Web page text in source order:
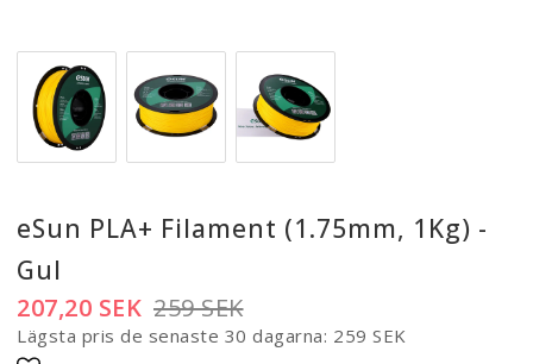
eSun PLA+ Filament (1.75mm, 1Kg) -
Gul
259 SEK
207,20 SEK
Lägsta pris de senaste 30 dagarna 259 SEK